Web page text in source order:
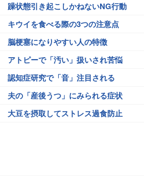
躁状態引き起こしかねないNG行動
キウイを食べる際の3つの注意点
脳梗塞になりやすい人の特徴
アトピーで「汚い」扱いされ苦悩
認知症研究で「音」注目される
夫の「産後うつ」にみられる症状
大豆を摂取してストレス過食防止